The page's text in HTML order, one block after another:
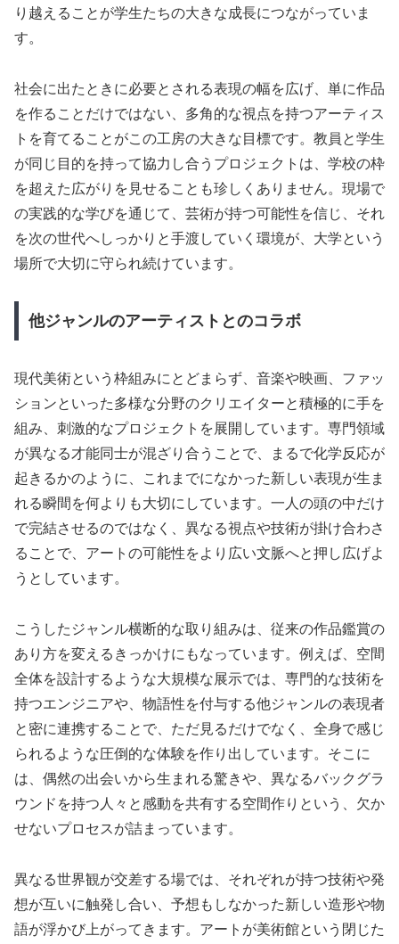
り越えることが学生たちの大きな成長につながっていま
す。
社会に出たときに必要とされる表現の幅を広げ、単に作品
を作ることだけではない、多角的な視点を持つアーティス
トを育てることがこの工房の大きな目標です。教員と学生
が同じ目的を持って協力し合うプロジェクトは、学校の枠
を超えた広がりを見せることも珍しくありません。現場で
の実践的な学びを通じて、芸術が持つ可能性を信じ、それ
を次の世代へしっかりと手渡していく環境が、大学という
場所で大切に守られ続けています。
他ジャンルのアーティストとのコラボ
現代美術という枠組みにとどまらず、音楽や映画、ファッ
ションといった多様な分野のクリエイターと積極的に手を
組み、刺激的なプロジェクトを展開しています。専門領域
が異なる才能同士が混ざり合うことで、まるで化学反応が
起きるかのように、これまでになかった新しい表現が生ま
れる瞬間を何よりも大切にしています。一人の頭の中だけ
で完結させるのではなく、異なる視点や技術が掛け合わさ
ることで、アートの可能性をより広い文脈へと押し広げよ
うとしています。
こうしたジャンル横断的な取り組みは、従来の作品鑑賞の
あり方を変えるきっかけにもなっています。例えば、空間
全体を設計するような大規模な展示では、専門的な技術を
持つエンジニアや、物語性を付与する他ジャンルの表現者
と密に連携することで、ただ見るだけでなく、全身で感じ
られるような圧倒的な体験を作り出しています。そこに
は、偶然の出会いから生まれる驚きや、異なるバックグラ
ウンドを持つ人々と感動を共有する空間作りという、欠か
せないプロセスが詰まっています。
異なる世界観が交差する場では、それぞれが持つ技術や発
想が互いに触発し合い、予想もしなかった新しい造形や物
語が浮かび上がってきます。アートが美術館という閉じた